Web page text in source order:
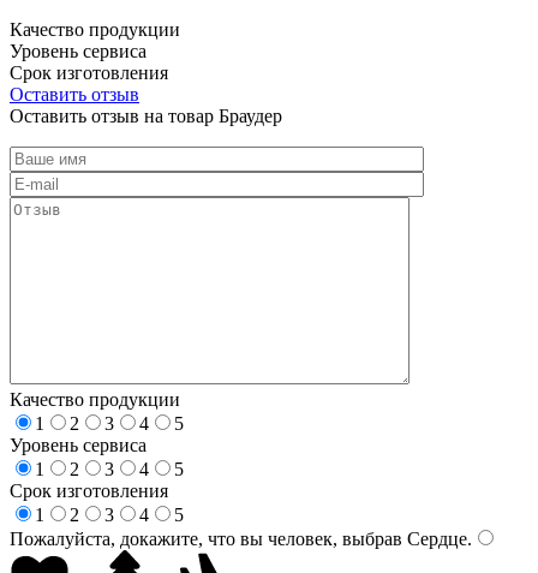
Качество продукции
Уровень сервиса
Срок изготовления
Оставить отзыв
Оставить отзыв на товар Браудер
Качество продукции
1
2 3 4
5
Уровень сервиса
1
2 3 4
5
Срок изготовления
1
2 3 4
5
Пожалуйста, докажите, что вы человек, выбрав Сердце.